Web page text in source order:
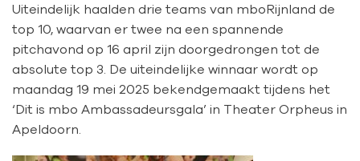
Uiteindelijk haalden drie teams van mboRijnland de
top 10, waarvan er twee na een spannende
pitchavond op 16 april zijn doorgedrongen tot de
absolute top 3. De uiteindelijke winnaar wordt op
maandag 19 mei 2025 bekendgemaakt tijdens het
‘Dit is mbo Ambassadeursgala’ in Theater Orpheus in
Apeldoorn.